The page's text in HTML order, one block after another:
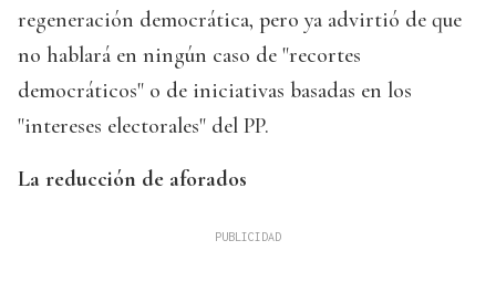
regeneración democrática, pero ya advirtió de que
no hablará en ningún caso de "recortes
democráticos" o de iniciativas basadas en los
"intereses electorales" del PP.
La reducción de aforados